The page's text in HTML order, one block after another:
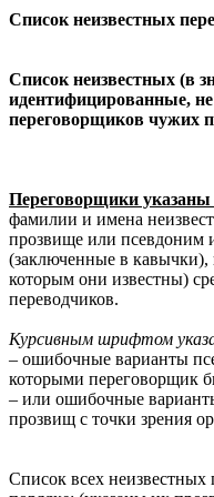
Список неизвестных
Список неизвестных (в
идентифицированные,
переговорщиков чужих
Переговорщики
фамилии и имена
прозвище или псевдоним
(заключенные в
которым они известны)
переводчиков.
Курсивным шрифтом
– ошибочные варианты
которыми переговорщик
– или ошибочные
прозвищ с точки зрения
Список всех